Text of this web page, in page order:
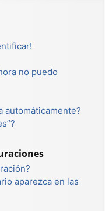
no puedo
automáticamente?
aparezca en las